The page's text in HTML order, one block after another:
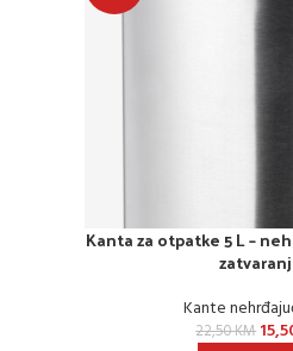
Kanta za otpatke 5 L –
Kante
22,50KM